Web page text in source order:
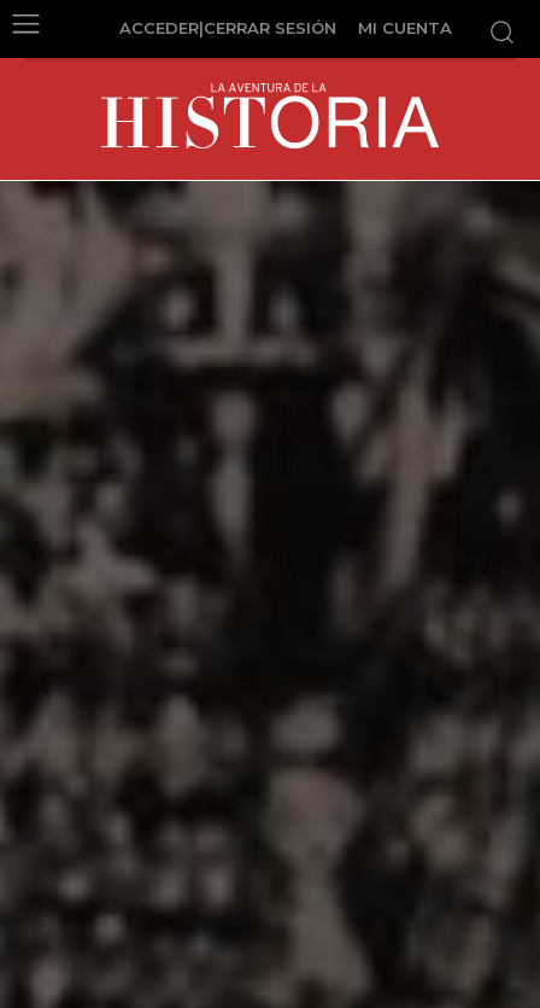
ACCEDER|CERRAR SESIÓN MI CUENTA